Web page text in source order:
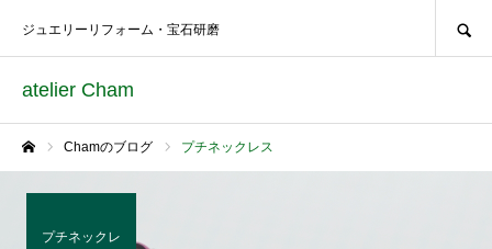
atelier Cham
ジュエリーリフォーム・宝石研磨
Chamのブログ プチネックレス
プチネックレ